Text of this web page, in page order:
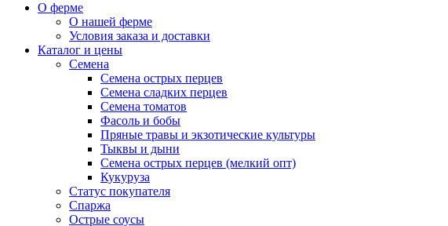
О ферме
О нашей ферме
Условия заказа и доставки
Каталог и цены
Семена
Семена острых перцев
Семена сладких перцев
Семена томатов
Фасоль и бобы
Пряные травы и экзотические культуры
Тыквы и дыни
Семена острых перцев (мелкий опт)
Кукуруза
Статус покупателя
Спаржа
Острые соусы